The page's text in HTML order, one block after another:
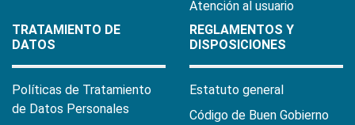
Atención al usuario
TRATAMIENTO DE
DATOS
Políticas de Tratamiento
de Datos Personales
REGLAMENTOS Y
DISPOSICIONES
Estatuto general
Código de Buen Gobierno